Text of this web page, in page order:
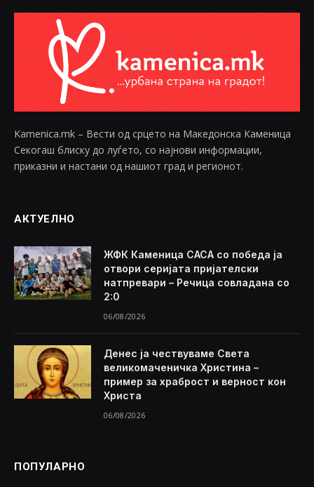
Kamenica.mk – Вести од срцето на Македонска Каменица
Секогаш блиску до луѓето, со најнови информации,
приказни и настани од нашиот град и регионот.
АКТУЕЛНО
ЖФК Каменица САСА со победа ја
отвори серијата пријателски
натпревари – Речица совладана со
2:0
06/08/2026
Денес ја чествуваме Света
великомаченичка Христина –
пример за храброст и верност кон
Христа
06/08/2026
ПОПУЛАРНО